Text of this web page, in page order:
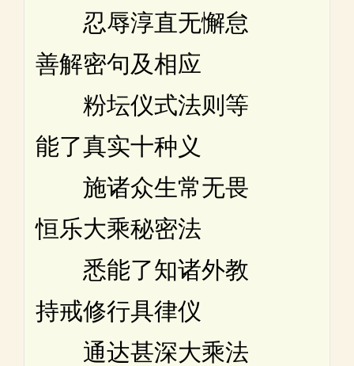
忍辱淳直无懈怠
善解密句及相应
粉坛仪式法则等
能了真实十种义
施诸众生常无畏
恒乐大乘秘密法
悉能了知诸外教
持戒修行具律仪
通达甚深大乘法